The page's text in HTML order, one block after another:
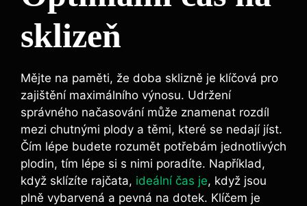
sklizeň
Mějte na paměti, že doba sklizně je klíčová pro
zajištění maximálního výnosu. Udržení
správného načasování může znamenat rozdíl
mezi chutnými plody a těmi, které se nedají jíst.
Čím lépe budete rozumět potřebám jednotlivých
plodin, tím lépe si s nimi poradíte. Například,
když sklízíte rajčata, ideální čas je, když jsou
plně vybarvená a pevná na dotek. Klíčem je